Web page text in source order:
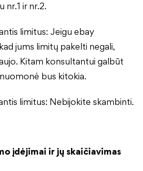
nr.1 ir nr.2.
limitus: Jeigu ebay
jums limitų pakelti negali,
Kitam konsultantui galbūt
bus kitokia.
limitus: Nebijokite skambinti.
įdėjimai ir jų skaičiavimas